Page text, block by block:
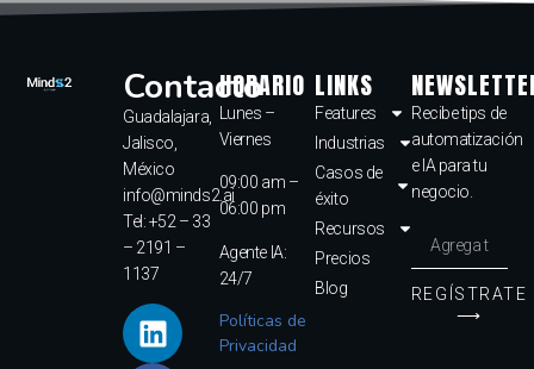
Contacto
Guadalajara,
Jalisco,
México
info@minds2.ai
Tel: +52 – 33
– 2191 –
1137
HORARIO
Lunes –
Viernes
09:00 am –
06:00 pm
Agente IA:
24/7
Políticas de
Privacidad
LINKS
Features
Industrias
Casos de
éxito
Recursos
Precios
Blog
Recibe tips de
automatización
e IA para tu
negocio.
REGÍSTRATE
⟶